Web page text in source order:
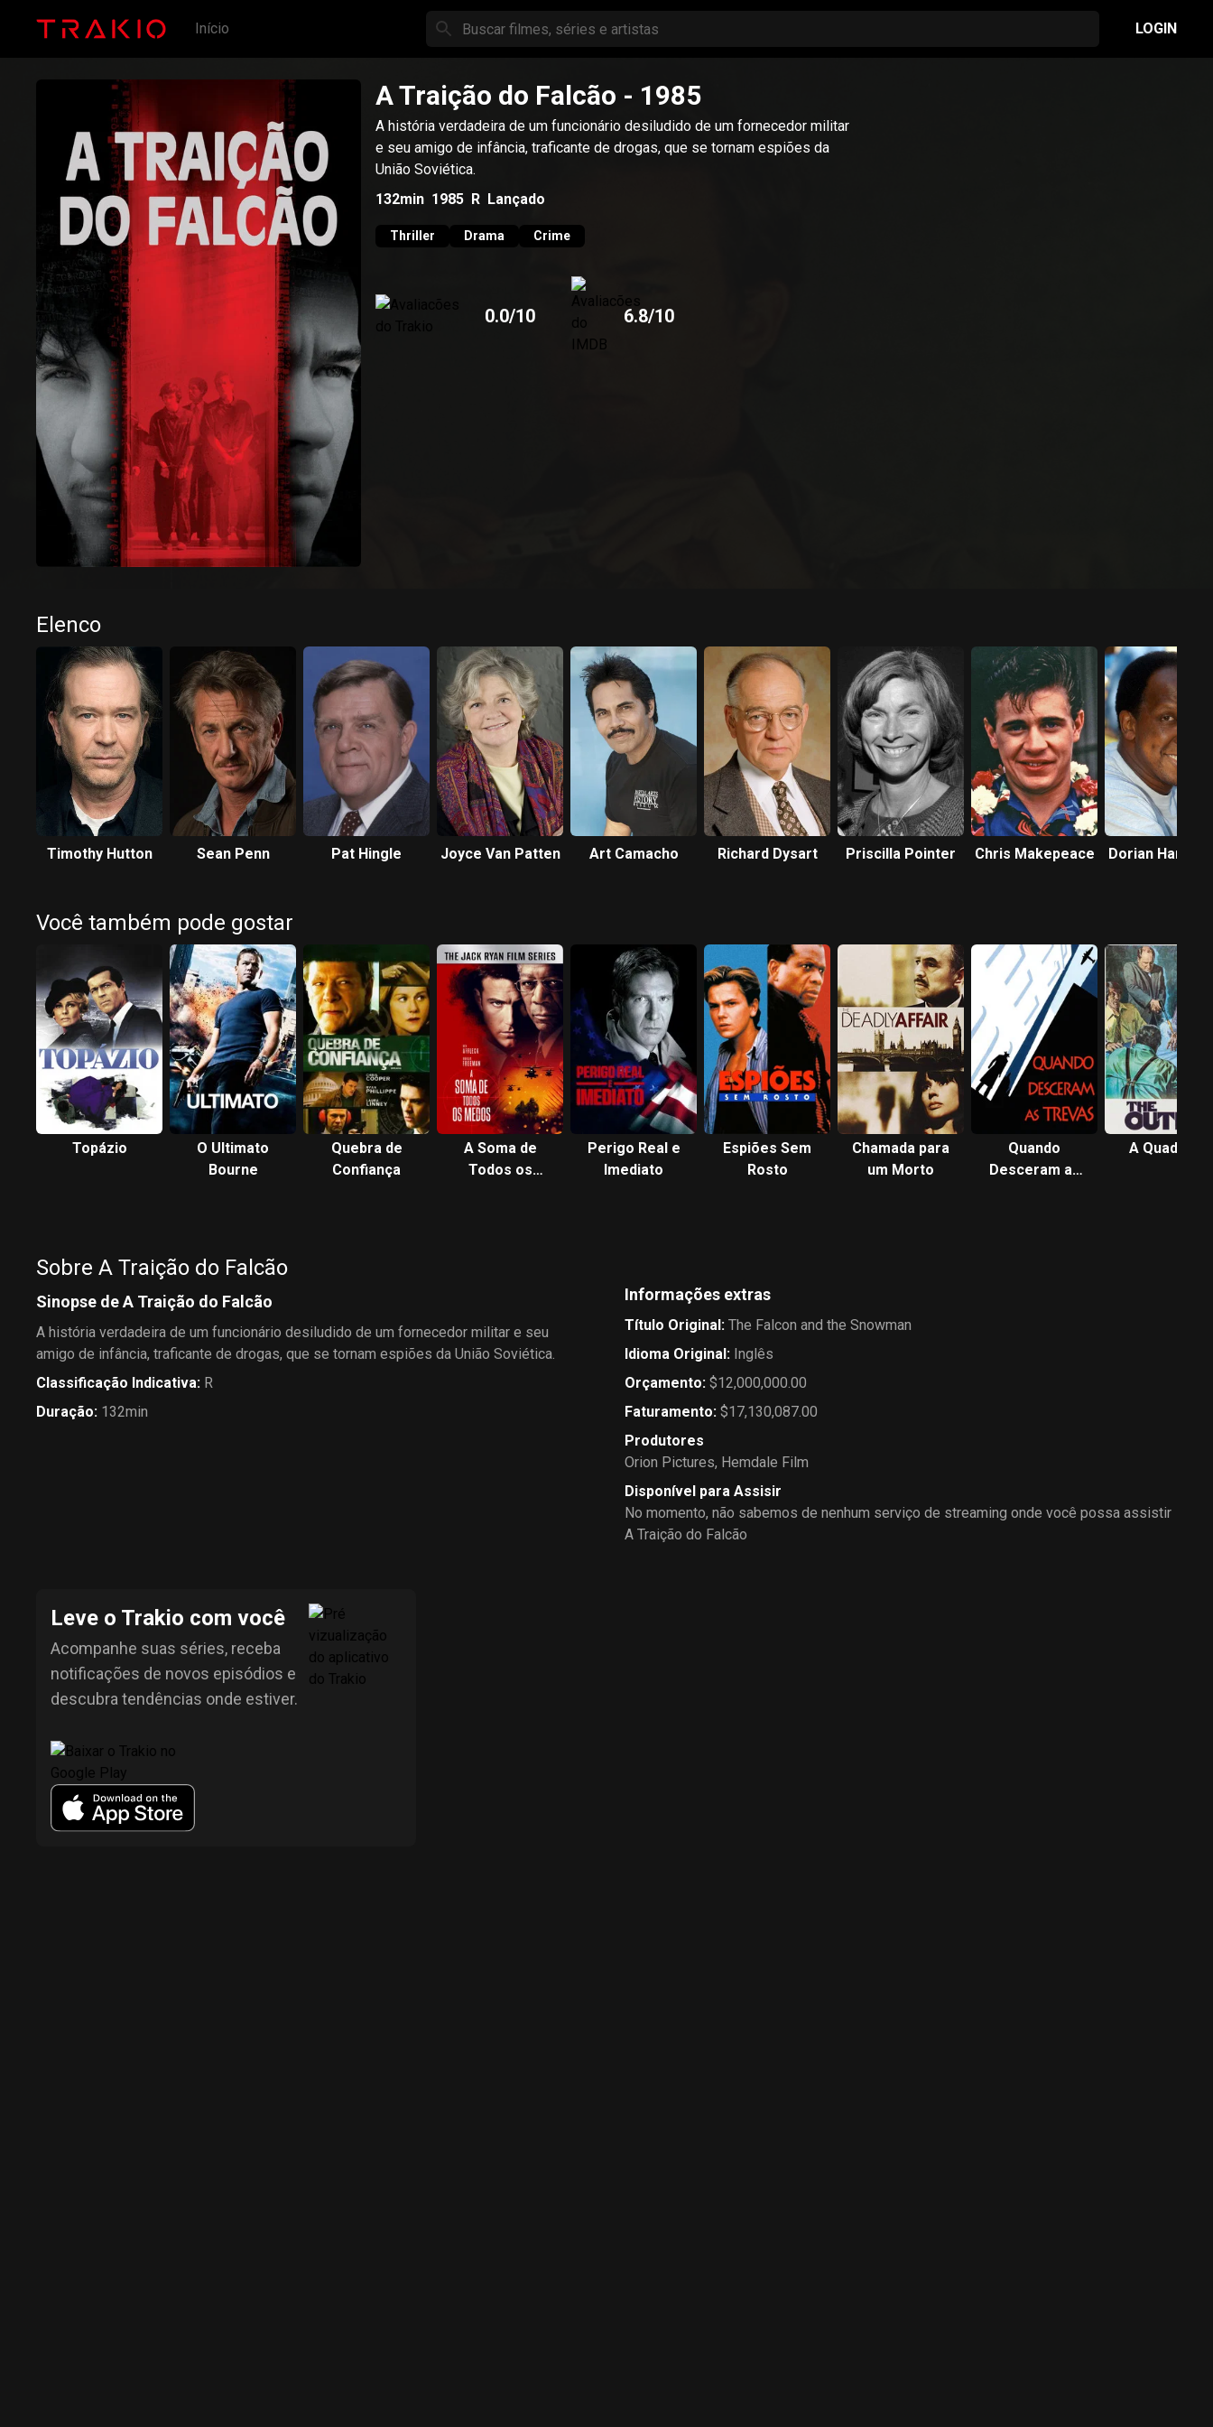
Início LOGIN
A Traição do Falcão - 1985
A história verdadeira de um funcionário desiludido de um fornecedor militar
e seu amigo de infância, traficante de drogas, que se tornam espiões da
União Soviética.
132min 1985 R Lançado
Thriller Drama Crime
0.0/10 6.8/10
Elenco
Timothy Hutton Sean Penn Pat Hingle Joyce Van Patten Art Camacho Richard Dysart Priscilla Pointer Chris Makepeace Dorian
Você também pode gostar
Topázio
O Ultimato
Bourne
Quebra de
Confiança
A Soma de
Todos os
Perigo Real e
Imediato
Espiões Sem
Rosto
Chamada para
um Morto
Quando
Desceram as
A Quadrilha
Sobre A Traição do Falcão
Sinopse de A Traição do Falcão
A história verdadeira de um funcionário desiludido de um fornecedor militar e seu
amigo de infância, traficante de drogas, que se tornam espiões da União Soviética.
Classificação Indicativa: R
Duração: 132min
Informações extras
Título Original: The Falcon and the Snowman
Idioma Original: Inglês
Orçamento: $12,000,000.00
Faturamento: $17,130,087.00
Produtores
Orion Pictures, Hemdale Film
Disponível para Assisir
No momento, não sabemos de nenhum serviço de streaming onde você possa assistir
A Traição do Falcão
Leve o Trakio com você
Acompanhe suas séries, receba
notificações de novos episódios e
descubra tendências onde estiver.